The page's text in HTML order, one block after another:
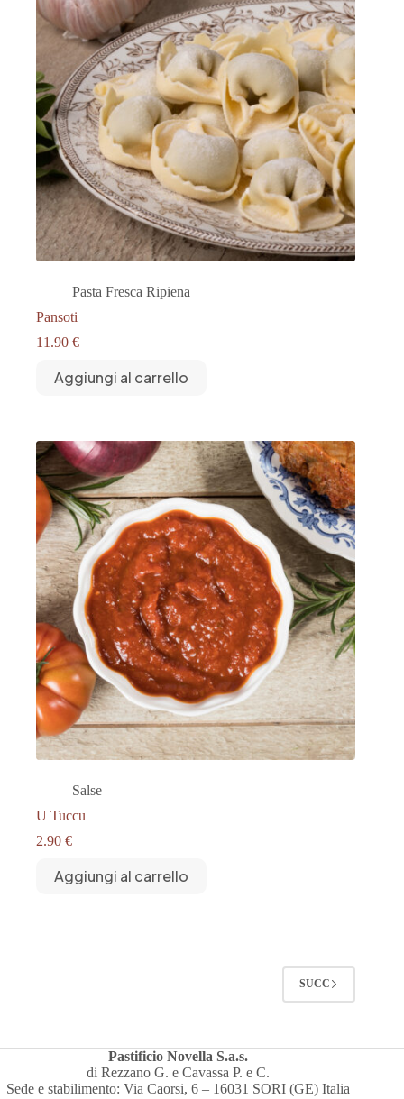
Pasta Fresca Ripiena
Pansoti
11.90 €
Aggiungi al carrello
Salse
U Tuccu
2.90 €
Aggiungi al carrello
SUCC
Pastificio Novella S.a.s.
di Rezzano G. e Cavassa P. e C.
Sede e stabilimento: Via Caorsi, 6 – 16031 SORI (GE) Italia